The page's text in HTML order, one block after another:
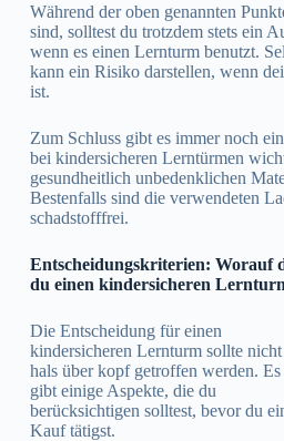
Während der oben genannten
sind, solltest du trotzdem stets ein
wenn es einen Lernturm benutzt.
kann ein Risiko darstellen, wenn
ist.
Zum Schluss gibt es immer noch
bei kindersicheren Lerntürmen
gesundheitlich unbedenklichen
Bestenfalls sind die verwendeten
schadstofffrei.
Entscheidungskriterien: Worauf
du einen kindersicheren
Die Entscheidung für einen
kindersicheren Lernturm sollte nicht
hals über kopf getroffen werden. Es
gibt einige Aspekte, die du
berücksichtigen solltest, bevor du
Kauf tätigst.